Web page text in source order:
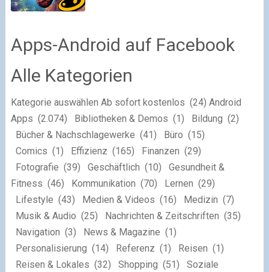
Apps-Android auf Facebook
Alle Kategorien
Kategorie auswählen Ab sofort kostenlos (24) Android
Apps (2.074) Bibliotheken & Demos (1) Bildung (2)
Bücher & Nachschlagewerke (41) Büro (15)
Comics (1) Effizienz (165) Finanzen (29)
Fotografie (39) Geschäftlich (10) Gesundheit &
Fitness (46) Kommunikation (70) Lernen (29)
Lifestyle (43) Medien & Videos (16) Medizin (7)
Musik & Audio (25) Nachrichten & Zeitschriften (35)
Navigation (3) News & Magazine (1)
Personalisierung (14) Referenz (1) Reisen (1)
Reisen & Lokales (32) Shopping (51) Soziale